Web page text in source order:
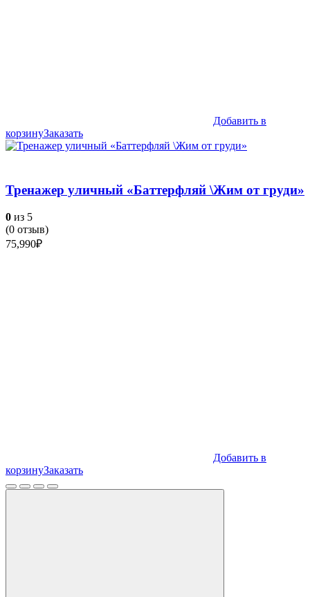
Добавить в
корзинуЗаказать
Тренажер уличный «Баттерфляй \Жим от груди»
0 из 5
(0 отзыв)
75,990₽
Добавить в
корзинуЗаказать